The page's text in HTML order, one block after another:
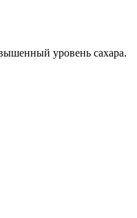
уровень сахара.